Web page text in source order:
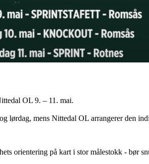
OL 9. – 11. mai.
lørdag, mens Nittedal OL arrangerer den
orientering på kart i stor målestokk - bør